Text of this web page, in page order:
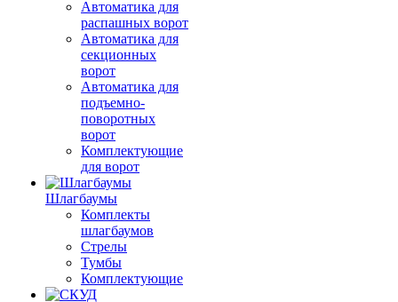
Автоматика для
распашных ворот
Автоматика для
секционных
ворот
Автоматика для
подъемно-
поворотных
ворот
Комплектующие
для ворот
Шлагбаумы
Комплекты
шлагбаумов
Стрелы
Тумбы
Комплектующие